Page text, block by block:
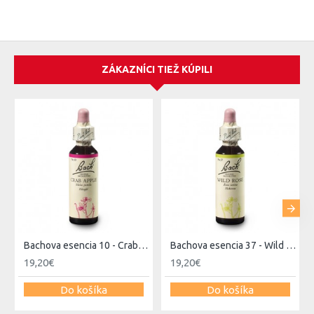
ZÁKAZNÍCI TIEŽ KÚPILI
Bachova esencia 10 - Crab Apple
19,20€
Do košíka
Bachova esencia 37 - Wild Rose
19,20€
Do košíka